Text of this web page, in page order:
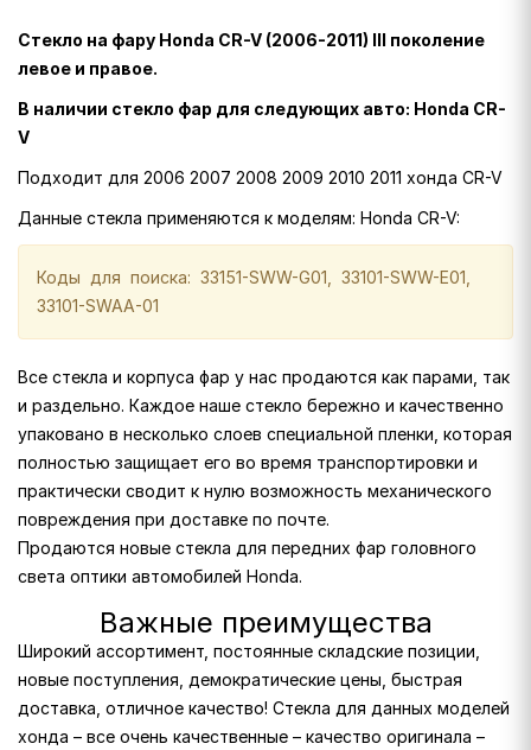
Стекло на фару Honda CR-V (2006-2011) III поколение
левое и правое.
В наличии стекло фар для следующих авто: Honda CR-
V
Подходит для 2006 2007 2008 2009 2010 2011 хонда CR-V
Данные стекла применяются к моделям: Honda CR-V:
Коды для поиска: 33151-SWW-G01, 33101-SWW-E01,
33101-SWAA-01
Все стекла и корпуса фар у нас продаются как парами, так
и раздельно. Каждое наше стекло бережно и качественно
упаковано в несколько слоев специальной пленки, которая
полностью защищает его во время транспортировки и
практически сводит к нулю возможность механического
повреждения при доставке по почте.
Продаются новые стекла для передних фар головного
света оптики автомобилей Honda.
Важные преимущества
Широкий ассортимент, постоянные складские позиции,
новые поступления, демократические цены, быстрая
доставка, отличное качество! Стекла для данных моделей
хонда – все очень качественные – качество оригинала –